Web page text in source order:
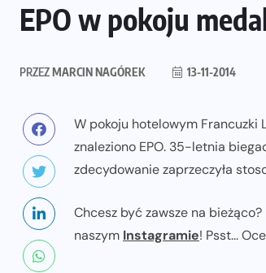
EPO w pokoju
PRZEZMARCIN NAGÓREK 13-11-2014
W pokoju hotelowym Francuzki
znaleziono EPO. 35-letnia
zdecydowanie zaprzeczyła
Chcesz być zawsze na bieżąco?
naszym Instagramie! Psst...